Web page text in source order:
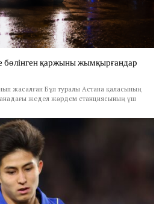
бөлінген қаржыны жымқырғандар
жасалған Бұл туралы Астана қаласының
жедел жәрдем станциясының үш